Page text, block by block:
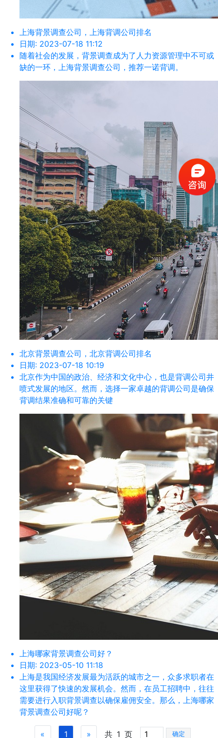
上海背景调查公司，上海背调公司排名
日期: 2023-07-18 11:12
随着社会的发展，背景调查成为了人力资源管理中不可或
缺的一环，上海背景调查公司，推荐一诺背调。
北京背景调查公司，北京背调公司排名
日期: 2023-07-18 10:19
北京作为中国的政治、经济和文化中心，也是背调公司井
喷式发展的地区。然而，选择一家卓越的背调公司是确保
背调结果准确和可靠的关键
上海哪家背景调查公司好？
日期: 2023-05-10 11:18
上海是我国经济发展最为活跃的城市之一，众多求职者在
这里获得了快速的发展机会。然而，在员工招聘中，往往
需要进行入职背景调查以确保雇佣安全。那么，上海哪家
背景调查公司好呢？
« 1 » 共 1 页 确定